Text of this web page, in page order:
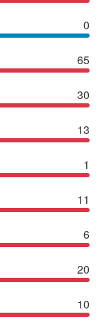
0
65
30
13
1
11
6
20
10